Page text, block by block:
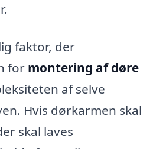
faktor, der
for montering af døre
af selve
Hvis dørkarmen skal
skal laves